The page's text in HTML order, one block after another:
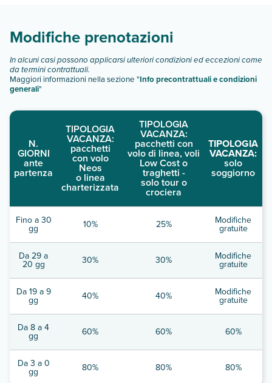
Modifiche prenotazioni
In alcuni casi possono applicarsi ulteriori condizioni ed eccezioni come
da termini contrattuali.
Maggiori informazioni nella sezione "Info precontrattuali e condizioni
generali"
N.
GIORNI
ante
partenza
TIPOLOGIA
VACANZA:
pacchetti
con volo
Neos
o linea
charterizzata
TIPOLOGIA
VACANZA:
pacchetti con
volo di linea, voli
Low Cost o
traghetti -
solo tour o
crociera
TIPOLOGIA
VACANZA:
solo
soggiorno
Fino a 30
gg 10% 25% Modifiche
gratuite
Da 29 a
20 gg 30% 30% Modifiche
gratuite
Da 19 a 9
gg 40% 40% Modifiche
gratuite
Da 8 a 4
gg 60% 60% 60%
Da 3 a 0
gg 80% 80% 80%